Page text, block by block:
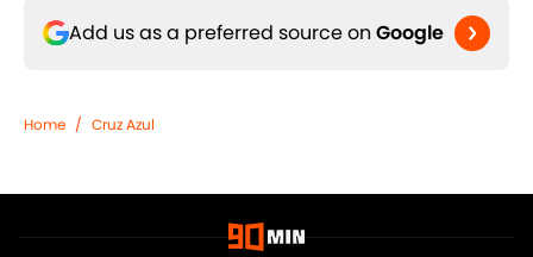
Add us as a preferred source on Google
Home / Cruz Azul